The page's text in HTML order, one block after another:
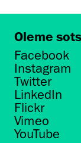
Oleme
Facebook
Instagram
Twitter
LinkedIn
Flickr
Vimeo
YouTube